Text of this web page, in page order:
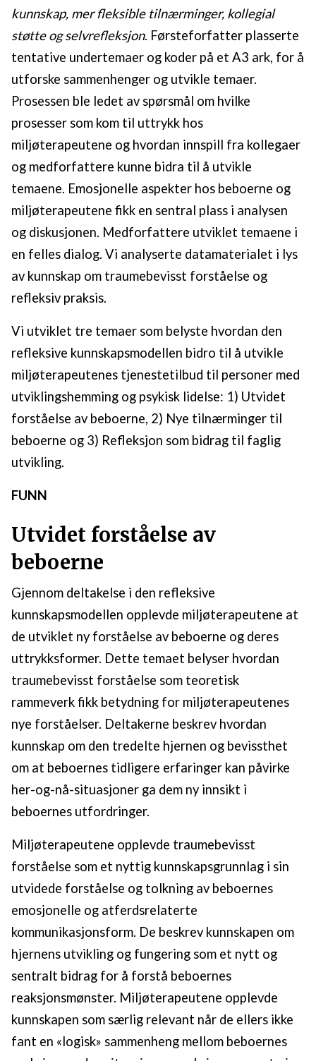
kunnskap, mer fleksible tilnærminger, kollegial
støtte og selvrefleksjon. Førsteforfatter plasserte
tentative undertemaer og koder på et A3 ark, for å
utforske sammenhenger og utvikle temaer.
Prosessen ble ledet av spørsmål om hvilke
prosesser som kom til uttrykk hos
miljøterapeutene og hvordan innspill fra kollegaer
og medforfattere kunne bidra til å utvikle
temaene. Emosjonelle aspekter hos beboerne og
miljøterapeutene fikk en sentral plass i analysen
og diskusjonen. Medforfattere utviklet temaene i
en felles dialog. Vi analyserte datamaterialet i lys
av kunnskap om traumebevisst forståelse og
refleksiv praksis.
Vi utviklet tre temaer som belyste hvordan den
refleksive kunnskapsmodellen bidro til å utvikle
miljøterapeutenes tjenestetilbud til personer med
utviklingshemming og psykisk lidelse: 1) Utvidet
forståelse av beboerne, 2) Nye tilnærminger til
beboerne og 3) Refleksjon som bidrag til faglig
utvikling.
FUNN
Utvidet forståelse av
beboerne
Gjennom deltakelse i den refleksive
kunnskapsmodellen opplevde miljøterapeutene at
de utviklet ny forståelse av beboerne og deres
uttrykksformer. Dette temaet belyser hvordan
traumebevisst forståelse som teoretisk
rammeverk fikk betydning for miljøterapeutenes
nye forståelser. Deltakerne beskrev hvordan
kunnskap om den tredelte hjernen og bevissthet
om at beboernes tidligere erfaringer kan påvirke
her-og-nå-situasjoner ga dem ny innsikt i
beboernes utfordringer.
Miljøterapeutene opplevde traumebevisst
forståelse som et nyttig kunnskapsgrunnlag i sin
utvidede forståelse og tolkning av beboernes
emosjonelle og atferdsrelaterte
kommunikasjonsform. De beskrev kunnskapen om
hjernens utvikling og fungering som et nytt og
sentralt bidrag for å forstå beboernes
reaksjonsmønster. Miljøterapeutene opplevde
kunnskapen som særlig relevant når de ellers ikke
fant en «logisk» sammenheng mellom beboernes